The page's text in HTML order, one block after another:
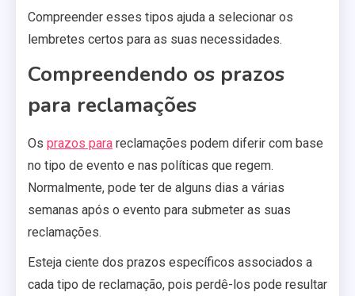
Compreender esses tipos ajuda a selecionar os
lembretes certos para as suas necessidades.
Compreendendo os prazos
para reclamações
Os prazos para reclamações podem diferir com base
no tipo de evento e nas políticas que regem.
Normalmente, pode ter de alguns dias a várias
semanas após o evento para submeter as suas
reclamações.
Esteja ciente dos prazos específicos associados a
cada tipo de reclamação, pois perdê-los pode resultar